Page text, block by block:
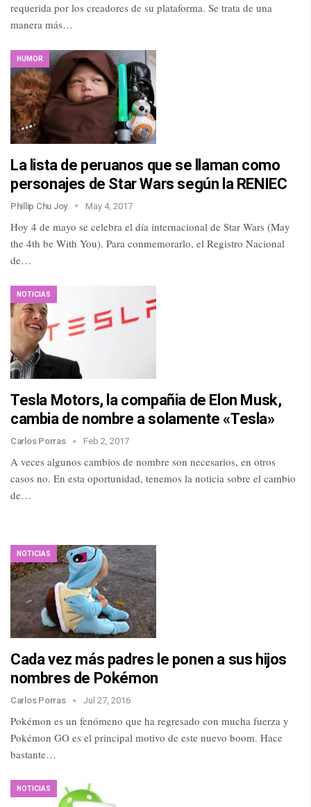
requerida por los creadores de su plataforma. Se trata de una
manera más…
HUMOR
La lista de peruanos que se llaman como
personajes de Star Wars según la RENIEC
Phillip Chu Joy May 4, 2017
Hoy 4 de mayo se celebra el día internacional de Star Wars (May
the 4th be With You). Para conmemorarlo, el Registro Nacional
de…
NOTICIAS
Tesla Motors, la compañia de Elon Musk,
cambia de nombre a solamente «Tesla»
Carlos Porras Feb 2, 2017
A veces algunos cambios de nombre son necesarios, en otros
casos no. En esta oportunidad, tenemos la noticia sobre el cambio
de…
NOTICIAS
Cada vez más padres le ponen a sus hijos
nombres de Pokémon
Carlos Porras Jul 27, 2016
Pokémon es un fenómeno que ha regresado con mucha fuerza y
Pokémon GO es el principal motivo de este nuevo boom. Hace
bastante…
NOTICIAS